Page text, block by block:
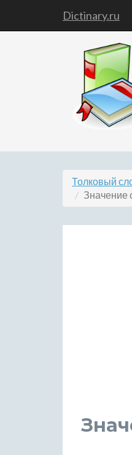
Dictinary.ru
Толковый
Значение